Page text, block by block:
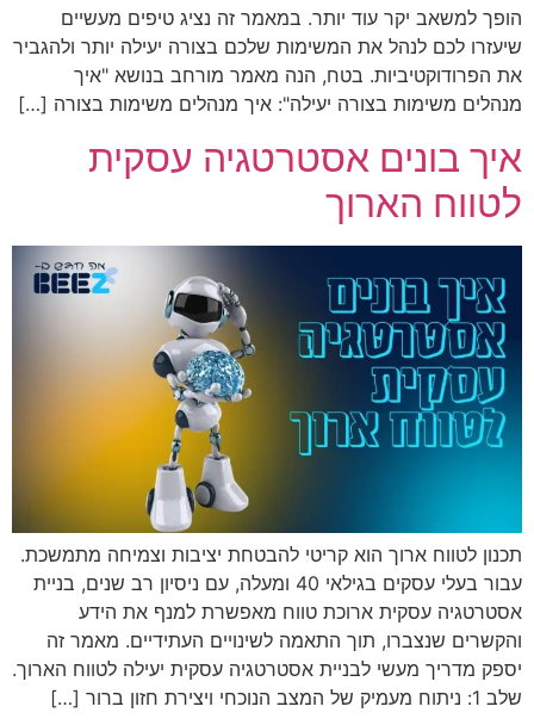
הופך למשאב יקר עוד יותר. במאמר זה נציג טיפים מעשיים
שיעזרו לכם לנהל את המשימות שלכם בצורה יעילה יותר ולהגביר
את הפרודוקטיביות. בטח, הנה מאמר מורחב בנושא "איך
מנהלים משימות בצורה יעילה": איך מנהלים משימות בצורה […]
איך בונים אסטרטגיה עסקית
לטווח הארוך
תכנון לטווח ארוך הוא קריטי להבטחת יציבות וצמיחה מתמשכת.
עבור בעלי עסקים בגילאי 40 ומעלה, עם ניסיון רב שנים, בניית
אסטרטגיה עסקית ארוכת טווח מאפשרת למנף את הידע
והקשרים שנצברו, תוך התאמה לשינויים העתידיים. מאמר זה
יספק מדריך מעשי לבניית אסטרטגיה עסקית יעילה לטווח הארוך.
שלב 1: ניתוח מעמיק של המצב הנוכחי ויצירת חזון ברור […]